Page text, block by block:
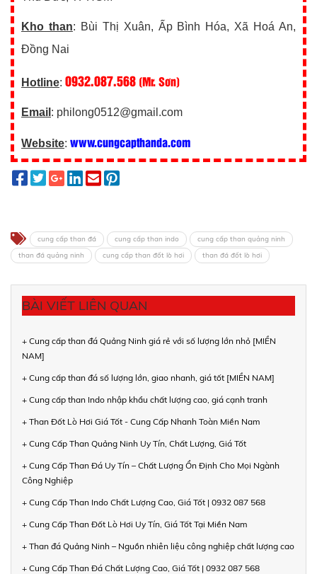
Kho than: Bùi Thị Xuân, Ấp Bình Hóa, Xã Hoá An,
Đồng Nai
Hotline: 0932.087.568 (Mr. Sơn)
Email : philong0512@gmail.com
Website: www.cungcapthanda.com
cung cấp than đá cung cấp than indo
cung cấp than quảng ninh
than đá quảng ninh
cung cấp than đốt lò hơi than đá đốt lò hơi
BÀI VIẾT LIÊN QUAN
+ Cung cấp than đá Quảng Ninh giá rẻ với số lượng lớn nhỏ [MIỀN
NAM]
+ Cung cấp than đá số lượng lớn, giao nhanh, giá tốt [MIỀN NAM]
+ Cung cấp than Indo nhập khẩu chất lượng cao, giá cạnh tranh
+ Than Đốt Lò Hơi Giá Tốt - Cung Cấp Nhanh Toàn Miền Nam
+ Cung Cấp Than Quảng Ninh Uy Tín, Chất Lượng, Giá Tốt
+ Cung Cấp Than Đá Uy Tín – Chất Lượng Ổn Định Cho Mọi Ngành
Công Nghiệp
+ Cung Cấp Than Indo Chất Lượng Cao, Giá Tốt | 0932 087 568
+ Cung Cấp Than Đốt Lò Hơi Uy Tín, Giá Tốt Tại Miền Nam
+ Than đá Quảng Ninh – Nguồn nhiên liệu công nghiệp chất lượng cao
+ Cung Cấp Than Đá Chất Lượng Cao, Giá Tốt | 0932 087 568